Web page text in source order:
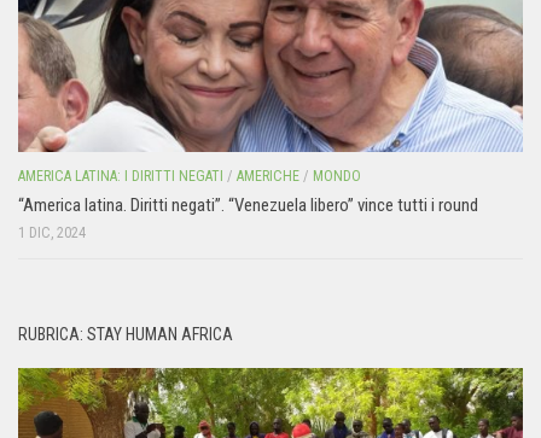
AMERICA LATINA: I DIRITTI NEGATI / AMERICHE / MONDO
“America latina. Diritti negati”. “Venezuela libero” vince tutti i round
1 DIC, 2024
RUBRICA: STAY HUMAN AFRICA